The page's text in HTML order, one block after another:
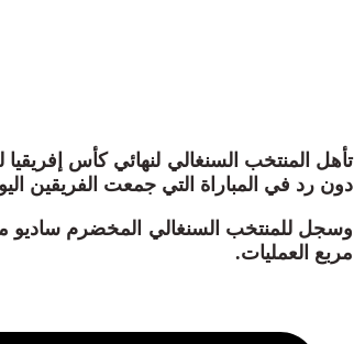
دون رد في المباراة التي جمعت الفريقين
مربع العمليات.